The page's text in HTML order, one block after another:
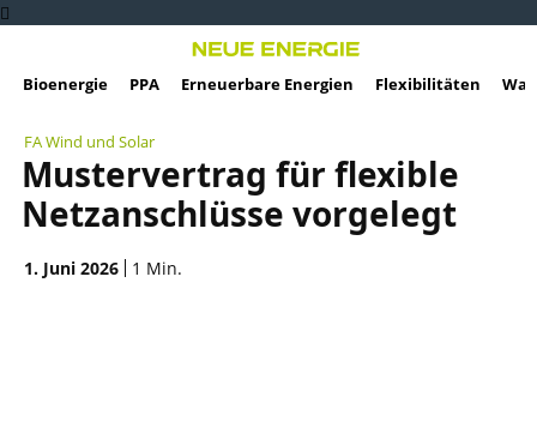
Bioenergie PPA Erneuerbare Energien Flexibilitäten
FA Wind und Solar
Mustervertrag für flexible
Netzanschlüsse vorgelegt
1. Juni 2026 1 Min.